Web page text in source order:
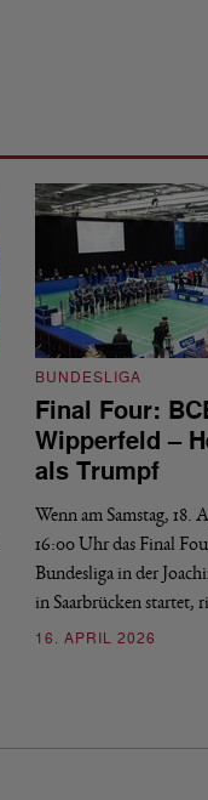
BUNDESLIGA
Final Four:
Wipperfeld –
als Trumpf
Wenn am Samstag, 18.
16:00 Uhr das Final
Bundesliga in der
in Saarbrücken startet,
16. APRIL 2026